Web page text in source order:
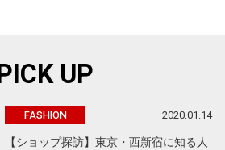
PICK UP
FASHION 2020.01.14
【ショップ探訪】東京・西新宿に知る人